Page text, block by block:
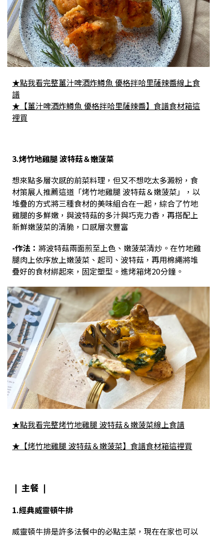
★點我看完整薑汁啤酒炸鱒魚 優格拌哈里薩辣醬線上食
譜
★ 【薑汁啤酒炸鱒魚 優格拌哈里薩辣醬】食譜食材箱這
裡買
3.烤竹地雞腿 波特菇＆嫩菠菜
想來點多層次感的前菜料理，但又不想吃太多澱粉，食
材策展人推薦這道「烤竹地雞腿 波特菇＆嫩菠菜」，以
堆疊的方式將三種食材的美味組合在一起，綜合了竹地
雞腿的多鮮嫩，與波特菇的多汁與巧克力香，再搭配上
新鮮嫩菠菜的清脆，口感層次豐富
-作法： 將波特菇兩面煎至上色、嫩菠菜清炒。在竹地雞
腿肉上依序放上嫩菠菜、起司、波特菇，再用棉繩將堆
疊好的食材綁起來，固定塑型。進烤箱烤20分鐘。
★點我看完整烤竹地雞腿 波特菇＆嫩菠菜線上食譜
★【烤竹地雞腿 波特菇＆嫩菠菜】食譜食材箱這裡買
❘ 主餐 ❘
1.經典威靈頓牛排
威靈頓牛排是許多法餐中的必點主菜，現在在家也可以